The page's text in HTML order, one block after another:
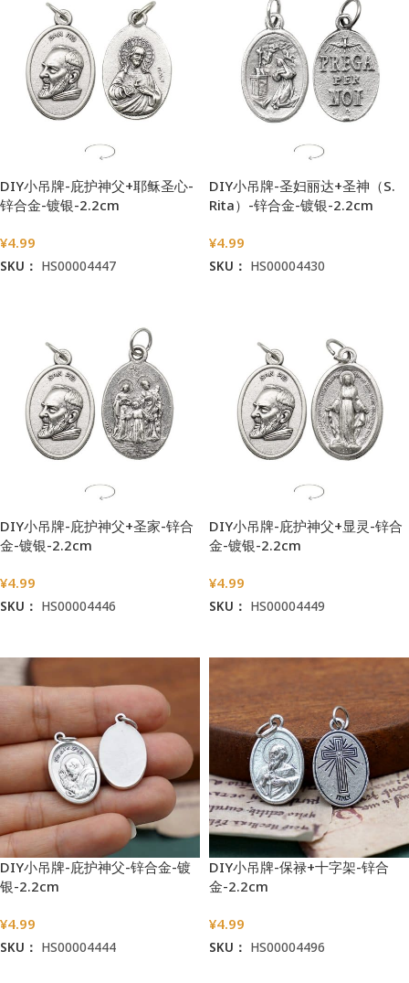
DIY小吊牌-庇护神父+耶稣圣心-
锌合金-镀银-2.2cm
¥4.99
SKU： HS00004447
DIY小吊牌-圣妇丽达+圣神（S.
Rita）-锌合金-镀银-2.2cm
¥4.99
SKU： HS00004430
DIY小吊牌-庇护神父+圣家-锌合
金-镀银-2.2cm
¥4.99
SKU： HS00004446
DIY小吊牌-庇护神父+显灵-锌合
金-镀银-2.2cm
¥4.99
SKU： HS00004449
DIY小吊牌-庇护神父-锌合金-镀
银-2.2cm
¥4.99
SKU： HS00004444
DIY小吊牌-保禄+十字架-锌合
金-2.2cm
¥4.99
SKU： HS00004496